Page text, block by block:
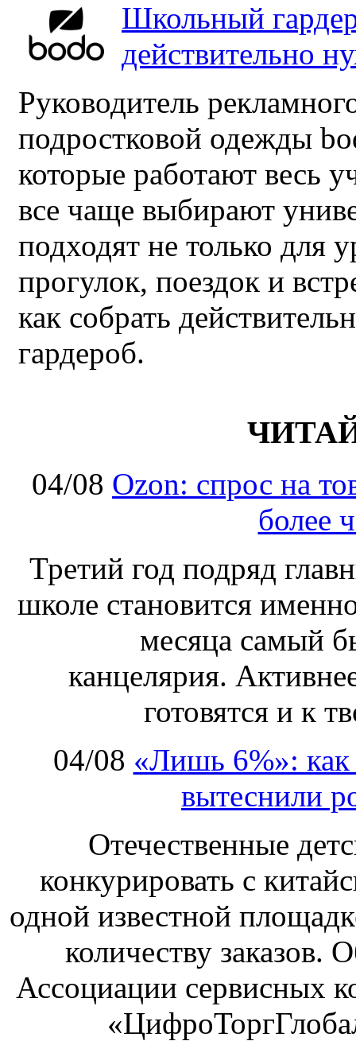
Школьный
действительно
Руководитель
подростковой одежды
которые работают весь
все чаще выбирают
подходят не только для
прогулок, поездок и
как собрать
гардероб.
04/08 Ozon: спрос на
более
Третий год подряд
школе становится
месяца самый
канцелярия.
готовятся и к
04/08 «Лишь 6%»: как
вытеснили
Отечественные
конкурировать с
одной известной
количеству заказов.
Ассоциации сервисных